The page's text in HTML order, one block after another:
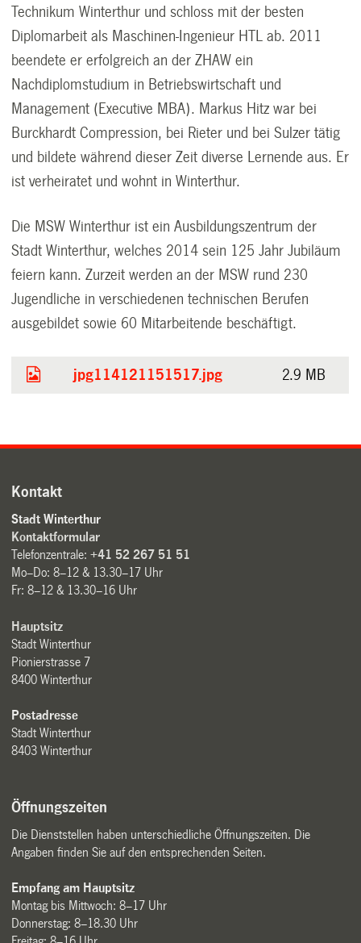
Technikum Winterthur und schloss mit der besten
Diplomarbeit als Maschinen-Ingenieur HTL ab. 2011
beendete er erfolgreich an der ZHAW ein
Nachdiplomstudium in Betriebswirtschaft und
Management (Executive MBA). Markus Hitz war bei
Burckhardt Compression, bei Rieter und bei Sulzer tätig
und bildete während dieser Zeit diverse Lernende aus. Er
ist verheiratet und wohnt in Winterthur.
Die MSW Winterthur ist ein Ausbildungszentrum der
Stadt Winterthur, welches 2014 sein 125 Jahr Jubiläum
feiern kann. Zurzeit werden an der MSW rund 230
Jugendliche in verschiedenen technischen Berufen
ausgebildet sowie 60 Mitarbeitende beschäftigt.
jpg114121151517.jpg 2.9 MB
Kontakt
Stadt Winterthur
Kontaktformular
Telefonzentrale:+41 52 267 51 51
Mo–Do: 8–12 & 13.30–17 Uhr
Fr: 8–12 & 13.30–16 Uhr
Hauptsitz
Stadt Winterthur
Pionierstrasse 7
8400 Winterthur
Postadresse
Stadt Winterthur
8403 Winterthur
Öffnungszeiten
Die Dienststellen haben unterschiedliche Öffnungszeiten. Die
Angaben finden Sie auf den entsprechenden Seiten.
Empfang am Hauptsitz
Montag bis Mittwoch: 8–17 Uhr
Donnerstag: 8–18.30 Uhr